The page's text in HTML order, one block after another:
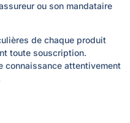
ou son mandataire
de chaque produit
toute souscription.
connaissance attentivement